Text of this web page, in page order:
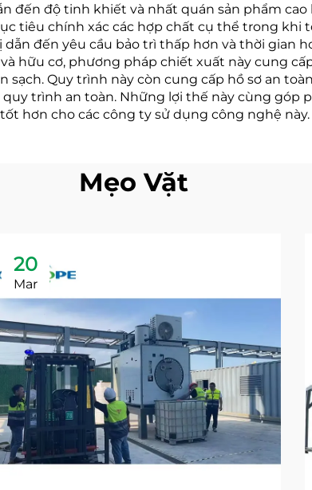
đến độ tinh khiết và nhất quán sản phẩm
tiêu chính xác các hợp chất cụ thể trong khi
đến yêu cầu bảo trì thấp hơn và thời gian
hữu cơ, phương pháp chiết xuất này cung
Quy trình này còn cung cấp hồ sơ an
trình an toàn. Những lợi thế này cùng góp
hơn cho các công ty sử dụng công nghệ này.
Mẹo Vặt
20
Mar